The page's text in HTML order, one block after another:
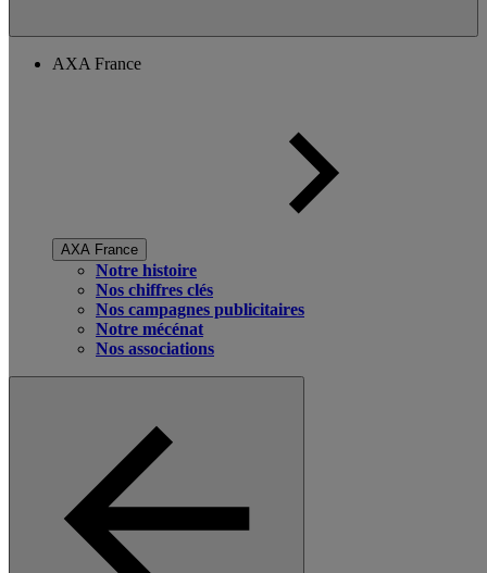
AXA France
AXA France
Notre histoire
Nos chiffres clés
Nos campagnes publicitaires
Notre mécénat
Nos associations